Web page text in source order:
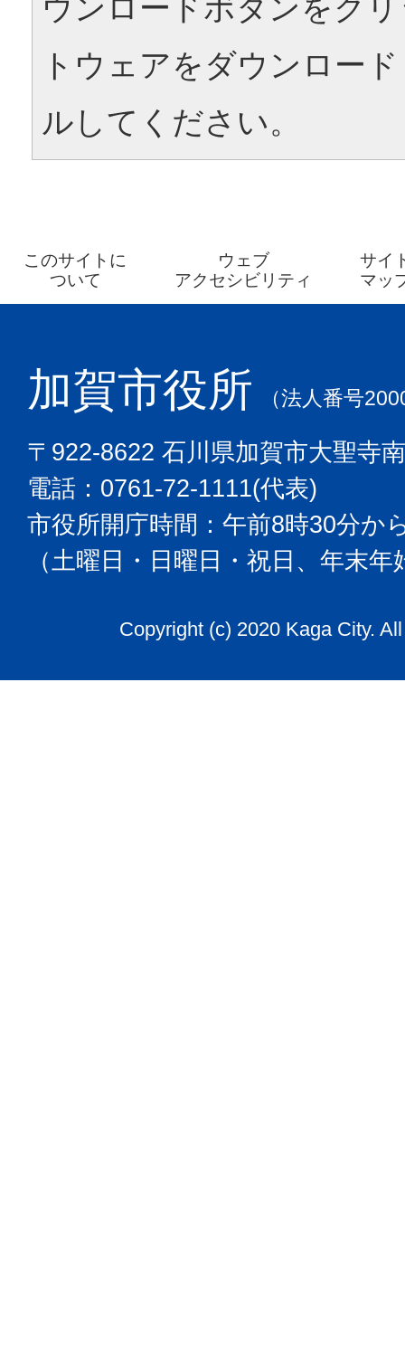
ウンロードボタンをク
トウェアをダウンロー
ルしてください。
このサイトに
ついて
ウェブ
アクセシビリティ
サイ
マッ
加賀市役所 （法人番号
〒922-8622 石川県加賀市大聖寺
電話：0761-72-1111(代表)
市役所開庁時間：午前8時30分か
（土曜日・日曜日・祝日、年末
Copyright (c) 2020 Kaga City.